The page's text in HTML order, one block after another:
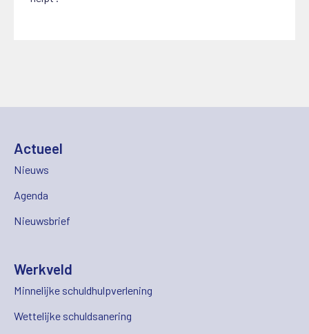
Actueel
Nieuws
Agenda
Nieuwsbrief
Werkveld
Minnelijke schuldhulpverlening
Wettelijke schuldsanering